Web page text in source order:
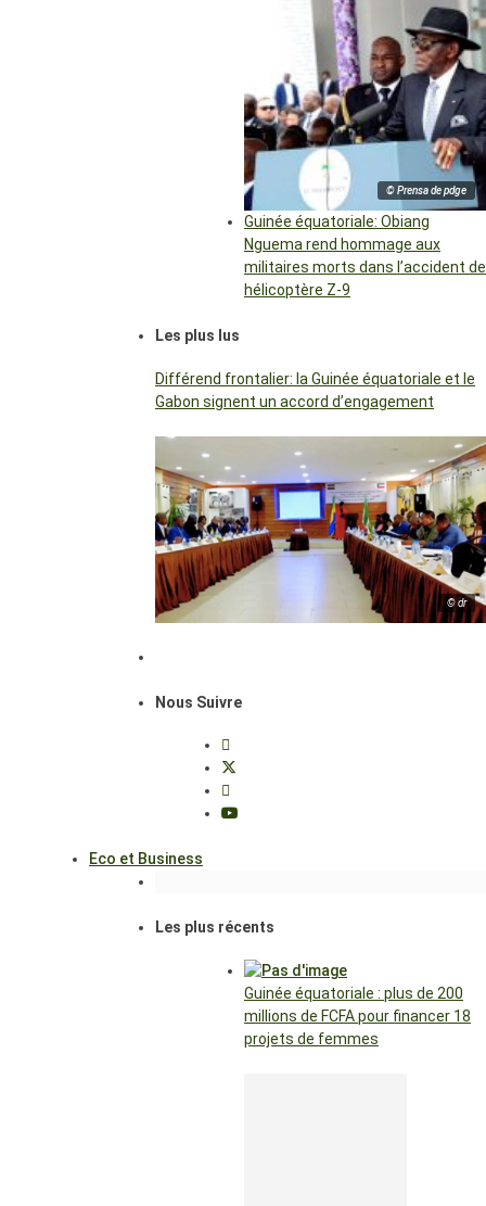
© Prensa de pdge
Guinée équatoriale: Obiang
Nguema rend hommage aux
militaires morts dans l’accident de
hélicoptère Z-9
Les plus lus
Différend frontalier: la Guinée équatoriale et le
Gabon signent un accord d’engagement
© dr
Nous Suivre
Eco et Business
Les plus récents
Guinée équatoriale : plus de 200
millions de FCFA pour financer 18
projets de femmes